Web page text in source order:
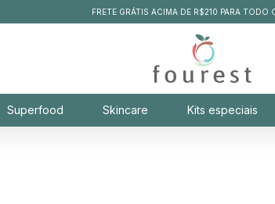
FRETE GRÁTIS ACIMA DE R$210 PARA TODO
Superfood Skincare Kits especiais